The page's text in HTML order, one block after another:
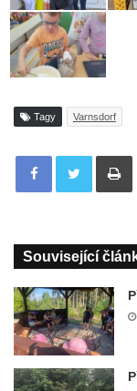
Tagy Varnsdorf
Související